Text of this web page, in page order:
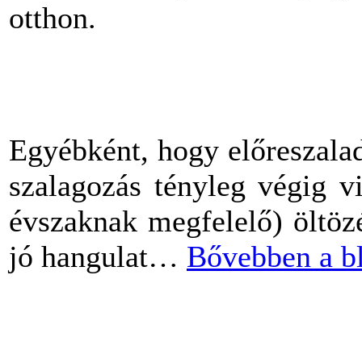
otthon.
Egyébként, hogy
szalagozás tényleg végig
évszaknak megfelelő)
jó hangulat… Bővebben a